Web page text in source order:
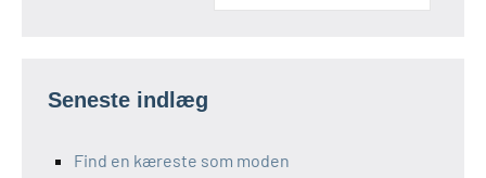
Seneste indlæg
Find en kæreste som moden